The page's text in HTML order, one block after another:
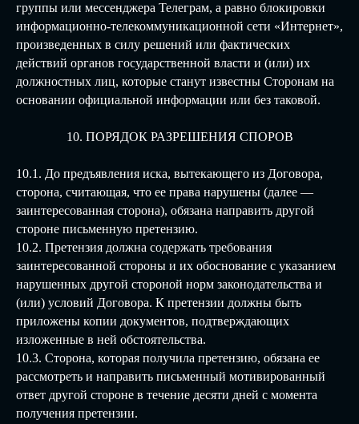
группы или мессенджера Телеграм, а равно блокировки
информационно-телекоммуникационной сети «Интернет»,
произведенных в силу решений или фактических
действий органов государственной власти и (или) их
должностных лиц, которые станут известны Сторонам на
основании официальной информации или без таковой.
10. ПОРЯДОК РАЗРЕШЕНИЯ СПОРОВ
10.1. До предъявления иска, вытекающего из Договора,
сторона, считающая, что ее права нарушены (далее —
заинтересованная сторона), обязана направить другой
стороне письменную претензию.
10.2. Претензия должна содержать требования
заинтересованной стороны и их обоснование с указанием
нарушенных другой стороной норм законодательства и
(или) условий Договора. К претензии должны быть
приложены копии документов, подтверждающих
изложенные в ней обстоятельства.
10.3. Сторона, которая получила претензию, обязана ее
рассмотреть и направить письменный мотивированный
ответ другой стороне в течение десяти дней с момента
получения претензии.